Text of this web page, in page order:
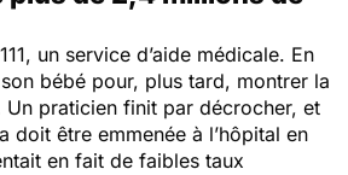
un service d’aide médicale. En
bébé pour, plus tard, montrer la
praticien finit par décrocher, et
doit être emmenée à l’hôpital en
en fait de faibles taux